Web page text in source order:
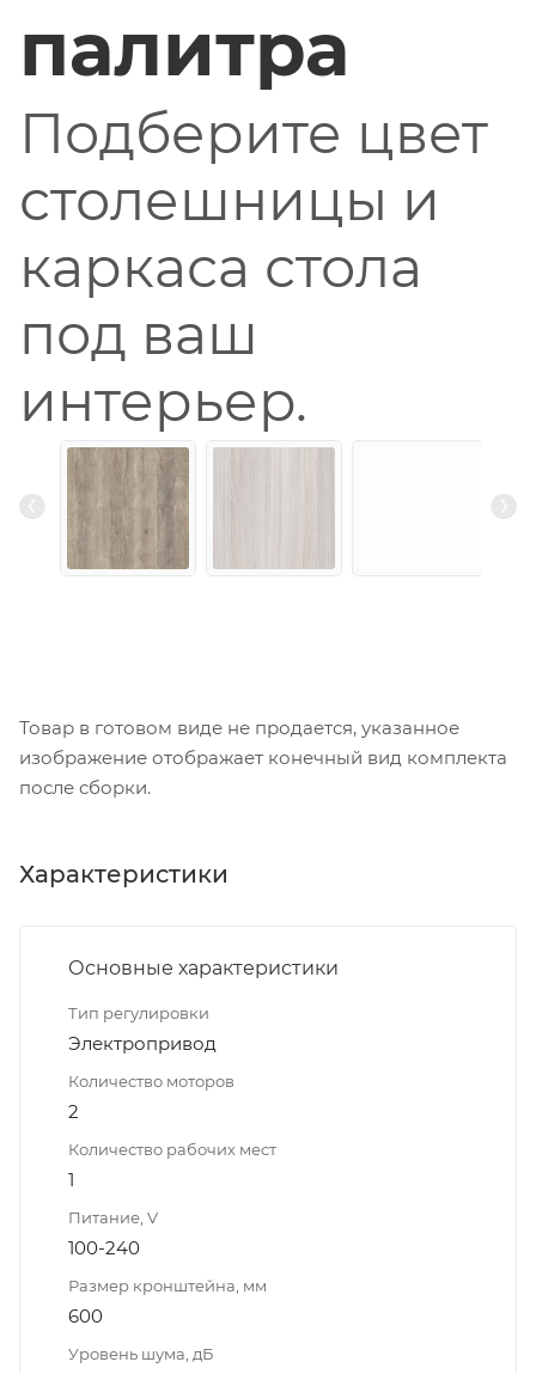
палитра
Подберите цвет
столешницы и
каркаса стола
под ваш
интерьер.
Товар в готовом виде не продается, указанное
изображение отображает конечный вид комплекта
после сборки.
Характеристики
Основные характеристики
Тип регулировки
Электропривод
Количество моторов
2
Количество рабочих мест
1
Питание, V
100-240
Размер кронштейна, мм
600
Уровень шума, дБ